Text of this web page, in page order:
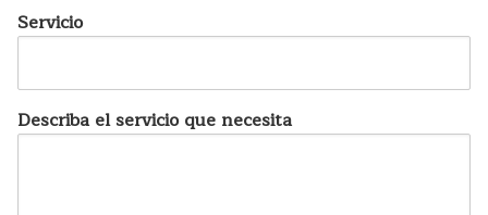
Servicio
Describa el servicio que necesita